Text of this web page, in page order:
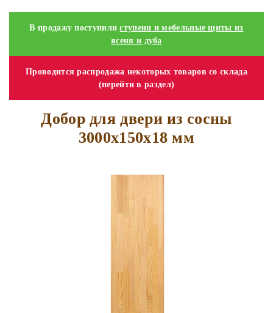
В продажу поступилиступени и мебельные щиты из
ясеня и дуба
Проводится распродажа некоторых товаров со склада
(перейти в раздел)
Добор для двери из сосны
3000х150х18 мм